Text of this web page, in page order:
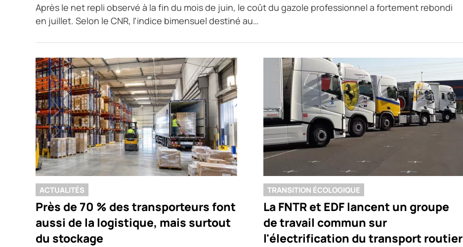
Après le net repli observé à la fin du mois de juin, le coût du gazole professionnel a fortement rebondi
en juillet. Selon le CNR, l’indice bimensuel destiné au…
ACTUALITÉS
Près de 70 % des transporteurs font
aussi de la logistique, mais surtout
du stockage
TRANSITION ÉCOLOGIQUE
La FNTR et EDF lancent un groupe
de travail commun sur
l'électrification du transport routier